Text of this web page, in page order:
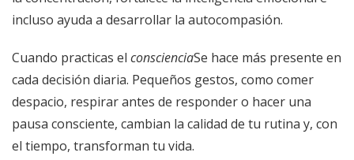
incluso ayuda a desarrollar la autocompasión.
Cuando practicas el conscienciaSe hace más presente en
cada decisión diaria. Pequeños gestos, como comer
despacio, respirar antes de responder o hacer una
pausa consciente, cambian la calidad de tu rutina y, con
el tiempo, transforman tu vida.